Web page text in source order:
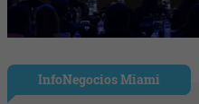
InfoNegocios Miami